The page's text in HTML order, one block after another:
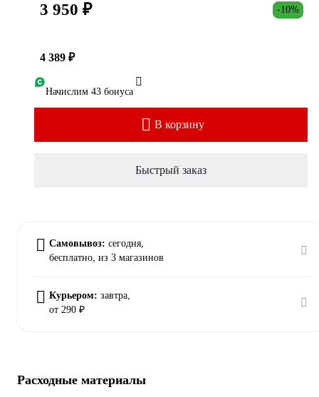
3 950 ₽ -10%
4 389 ₽
Начислим 43 бонуса
В корзину
Быстрый заказ
Самовывоз: сегодня,
бесплатно, из 3 магазинов
Курьером: завтра,
от 290 ₽
Расходные материалы